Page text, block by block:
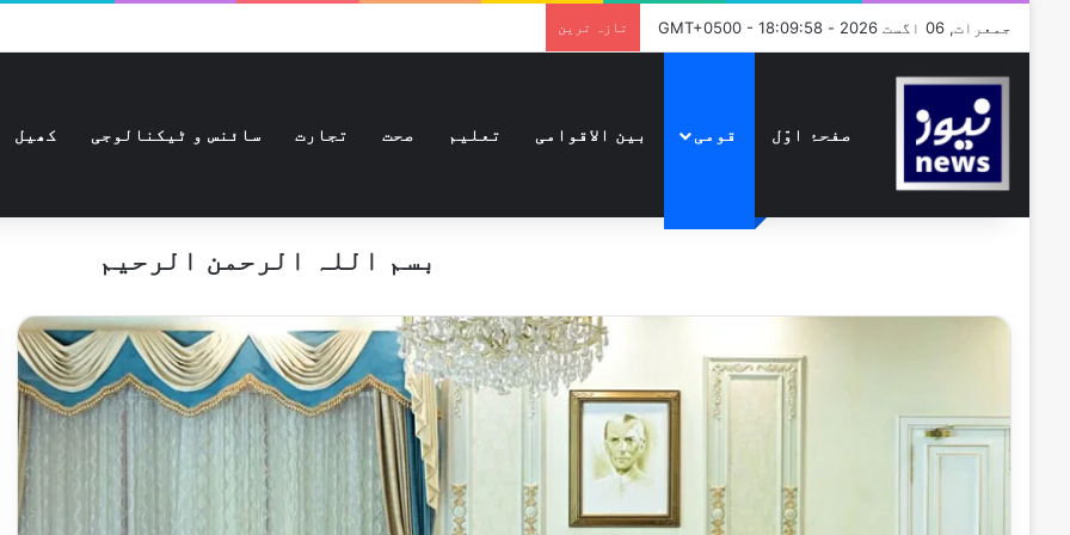
جمعرات, 06 اگست 2026 - GMT+0500 - 18:09:58 تازہ ترین
صفحۂ اوّل قومی بین الاقوامی تعلیم صحت تجارت سائنس و ٹیکنالوجی کھیل
بسم اللہ الرحمن الرحیم